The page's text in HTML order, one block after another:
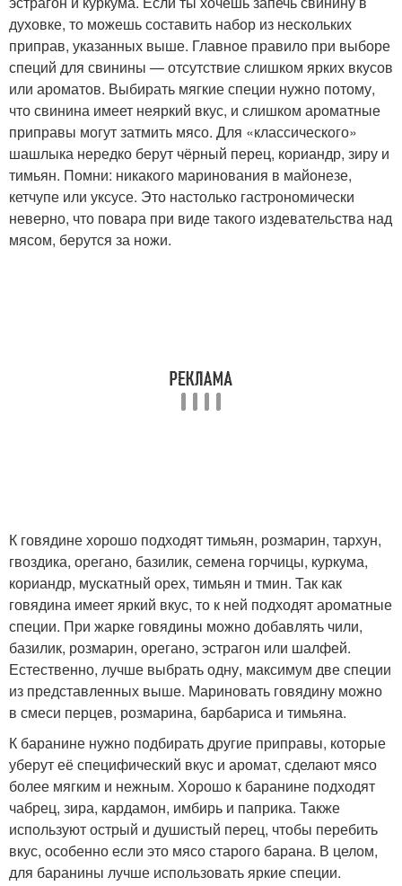
духовке, то можешь составить набор из нескольких
приправ, указанных выше. Главное правило при выборе
специй для свинины — отсутствие слишком ярких вкусов
или ароматов. Выбирать мягкие специи нужно потому,
что свинина имеет неяркий вкус, и слишком ароматные
приправы могут затмить мясо. Для «классического»
шашлыка нередко берут чёрный перец, кориандр, зиру и
тимьян. Помни: никакого маринования в майонезе,
кетчупе или уксусе. Это настолько гастрономически
неверно, что повара при виде такого издевательства над
мясом, берутся за ножи.
К говядине хорошо подходят тимьян, розмарин, тархун,
гвоздика, орегано, базилик, семена горчицы, куркума,
кориандр, мускатный орех, тимьян и тмин. Так как
говядина имеет яркий вкус, то к ней подходят ароматные
специи. При жарке говядины можно добавлять чили,
базилик, розмарин, орегано, эстрагон или шалфей.
Естественно, лучше выбрать одну, максимум две специи
из представленных выше. Мариновать говядину можно
в смеси перцев, розмарина, барбариса и тимьяна.
К баранине нужно подбирать другие приправы, которые
уберут её специфический вкус и аромат, сделают мясо
более мягким и нежным. Хорошо к баранине подходят
чабрец, зира, кардамон, имбирь и паприка. Также
используют острый и душистый перец, чтобы перебить
вкус, особенно если это мясо старого барана. В целом,
для баранины лучше использовать яркие специи.